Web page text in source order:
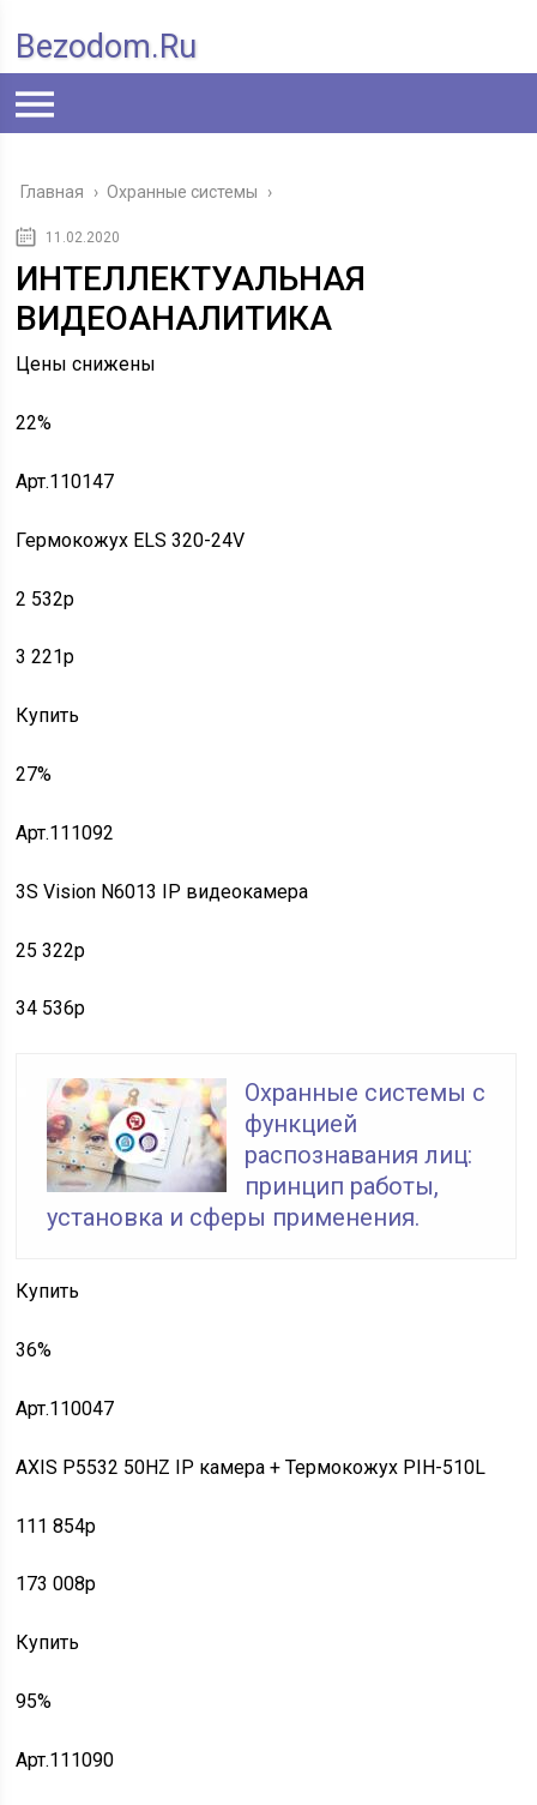
Bezodom.ru
Главная › Охранные системы ›
11.02.2020
ИНТЕЛЛЕКТУАЛЬНАЯ
ВИДЕОАНАЛИТИКА
Цены снижены
22%
Арт.110147
Гермокожух ELS 320-24V
2 532p
3 221p
Купить
27%
Арт.111092
3S Vision N6013 IP видеокамера
25 322p
34 536p
Охранные системы с
функцией
распознавания лиц:
принцип работы,
установка и сферы применения.
Купить
36%
Арт.110047
AXIS P5532 50HZ IP камера + Термокожух PIH-510L
111 854p
173 008p
Купить
95%
Арт.111090